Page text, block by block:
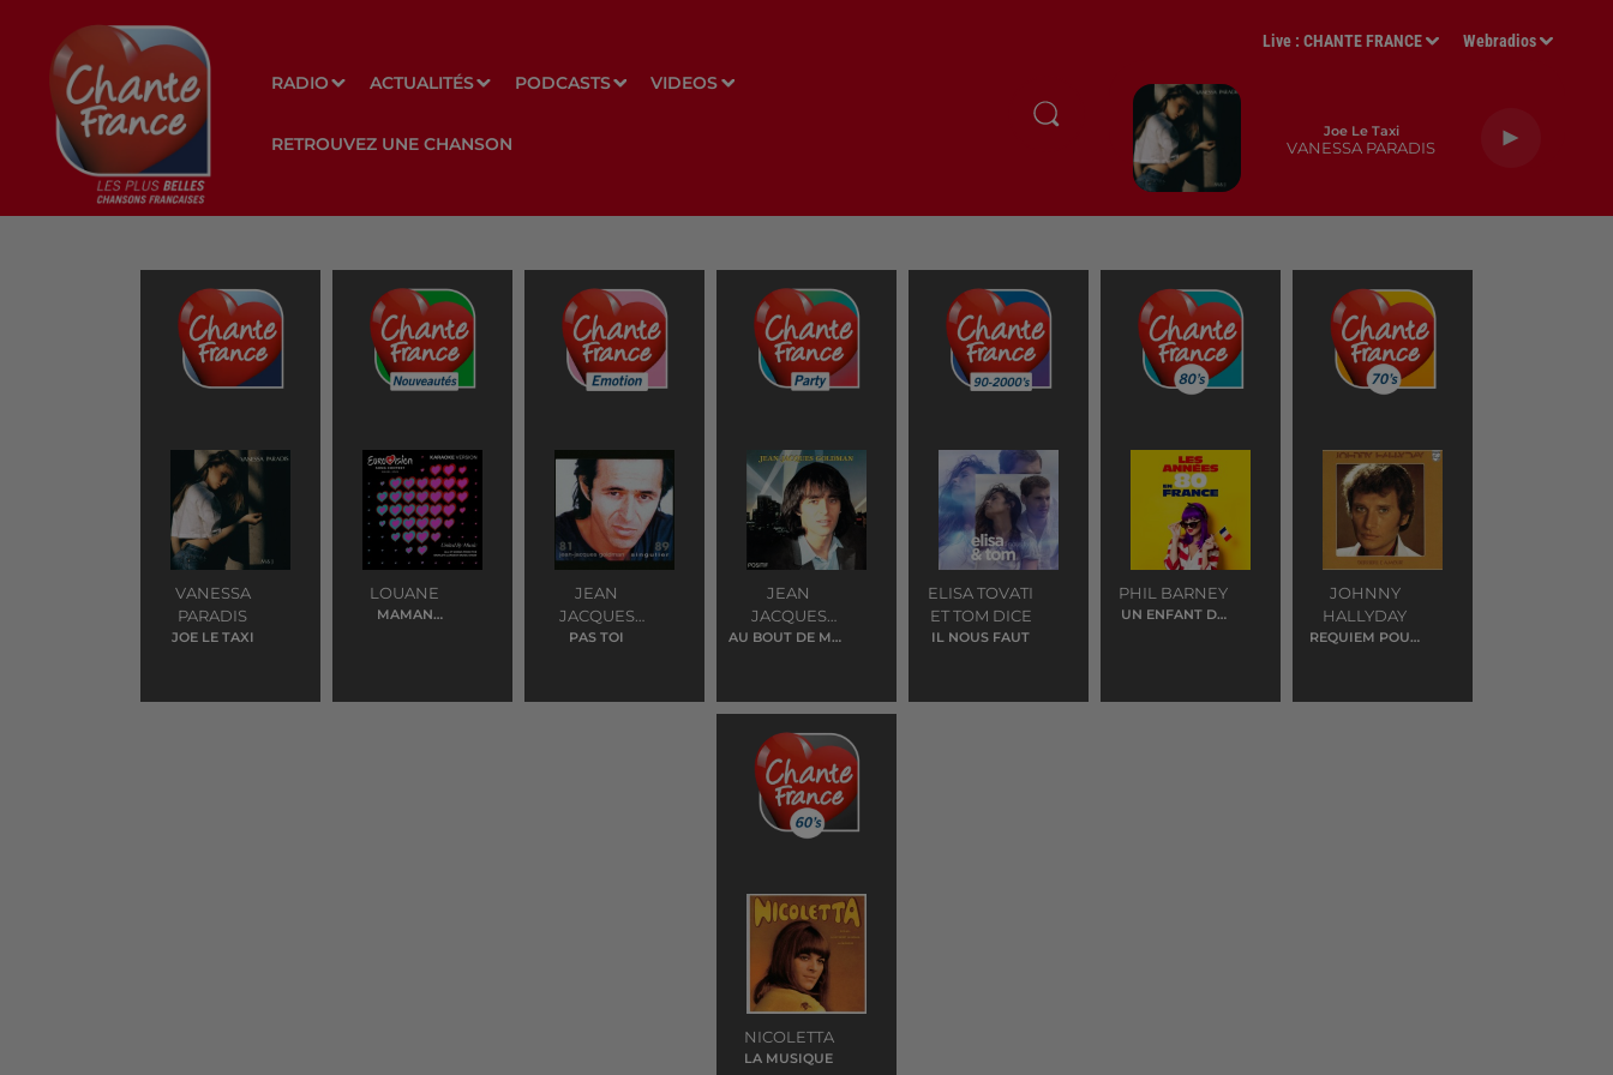
RADIO ACTUALITÉS PODCASTS VIDEOS
RETROUVEZ UNE CHANSON
Live :CHANTE FRANCE Webradios
Joe Le Taxi
VANESSA PARADIS
VANESSA
PARADIS
JOE LE TAXI
LOUANE
MAMAN
JEAN
JACQUES
GOLDMAN
PAS TOI
JEAN
JACQUES
GOLDMAN
AU BOUT DE MES
ELISA TOVATI
ET TOM DICE
IL NOUS FAUT
PHIL BARNEY
UN ENFANT DE
JOHNNY
HALLYDAY
REQUIEM POUR
NICOLETTA
LA MUSIQUE